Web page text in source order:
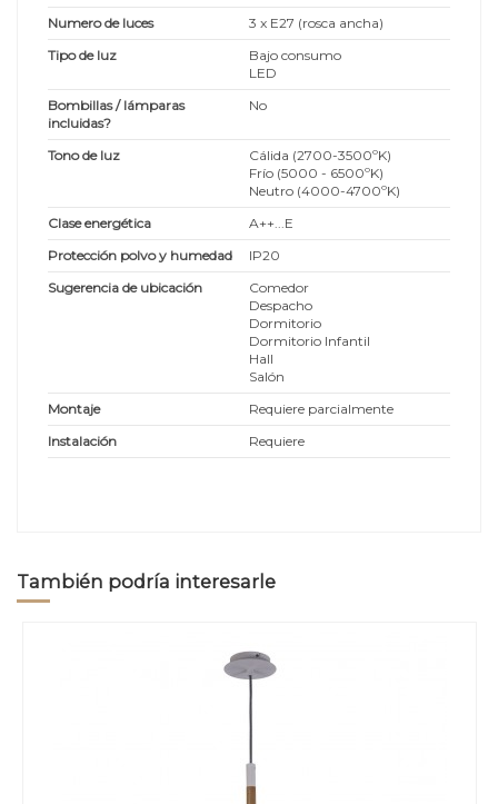
Numero de luces
3 x E27 (rosca ancha)
Tipo de luz
Bajo consumo
LED
Bombillas / lámparas
incluidas?
No
Tono de luz
Cálida (2700-3500ºK)
Frío (5000 - 6500ºK)
Neutro (4000-4700ºK)
Clase energética
A++...E
Protección polvo y humedad
IP20
Sugerencia de ubicación
Comedor
Despacho
Dormitorio
Dormitorio Infantil
Hall
Salón
Montaje
Requiere parcialmente
Instalación
Requiere
También podría interesarle